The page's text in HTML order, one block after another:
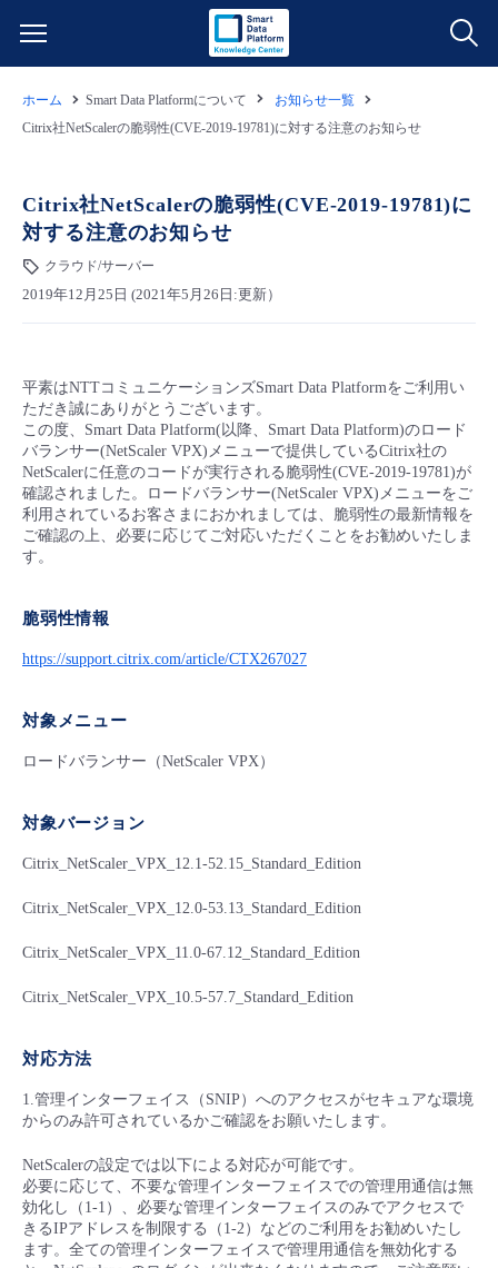
クラウド/サーバー
ネットワーク
モニタリング/監査
サポート
すべてのメニューを見る
データ利活用
クラウド/サーバー
IoT
モニタリング/監査
管理機能
料金情報
料金シミュレーター
クラウド/サーバー
ネットワーク
モニタリング/監査
ご利用開始ガイド
- 管理機能
■ セットアップガイド
- 登録情報の管理
- APIリファレンス
■ 基本構築ガイド
- クラウド / サーバー
- Flexible Remote Access
- バックアップ
- セキュリティ・監査
- IoT
- その他
故障/メンテナンス情報
サービス稼働状況
メンテナンス予定
パートナー
協業パートナー
トレーニング/操作動画
ホーム Smart Data Platformについて
お知らせ一覧
Citrix社NetScalerの脆弱性(CVE-2019-19781)に対する注意のお知らせ
Citrix社NetScalerの脆弱性(CVE-2019-19781)に
対する注意のお知らせ
クラウド/サーバー
2019年12月25日 (2021年5月26日:更新）
平素はNTTコミュニケーションズSmart Data Platformをご利用い
ただき誠にありがとうございます。
この度、Smart Data Platform(以降、Smart Data Platform)のロード
バランサー(NetScaler VPX)メニューで提供しているCitrix社の
NetScalerに任意のコードが実行される脆弱性(CVE-2019-19781)が
確認されました。ロードバランサー(NetScaler VPX)メニューをご
利用されているお客さまにおかれましては、脆弱性の最新情報を
ご確認の上、必要に応じてご対応いただくことをお勧めいたしま
す。
脆弱性情報
https://support.citrix.com/article/CTX267027
対象メニュー
ロードバランサー（NetScaler VPX）
対象バージョン
Citrix_NetScaler_VPX_12.1-52.15_Standard_Edition
Citrix_NetScaler_VPX_12.0-53.13_Standard_Edition
Citrix_NetScaler_VPX_11.0-67.12_Standard_Edition
Citrix_NetScaler_VPX_10.5-57.7_Standard_Edition
対応方法
1.管理インターフェイス（SNIP）へのアクセスがセキュアな環境
からのみ許可されているかご確認をお願いたします。
NetScalerの設定では以下による対応が可能です。
必要に応じて、不要な管理インターフェイスでの管理用通信は無
効化し（1-1）、必要な管理インターフェイスのみでアクセスで
きるIPアドレスを制限する（1-2）などのご利用をお勧めいたし
ます。全ての管理インターフェイスで管理用通信を無効化する